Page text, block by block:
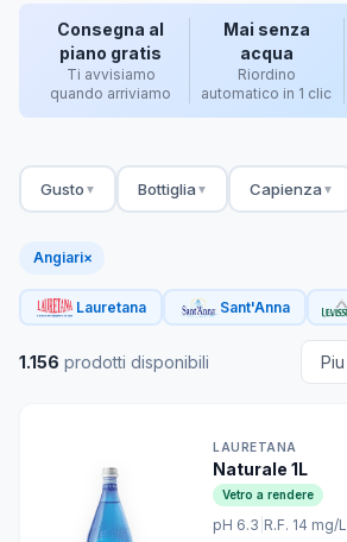
Consegna al
piano gratis
Ti avvisiamo
quando arriviamo
Mai senza
acqua
Riordino
automatico in 1 clic
Gusto ▼ Bottiglia ▼ Capienza ▼
Angiari×
Lauretana Sant'Anna
1.156 prodotti disponibili
LAURETANA
Naturale 1L
Vetro a rendere
pH 6.3 R.F. 14 mg/L